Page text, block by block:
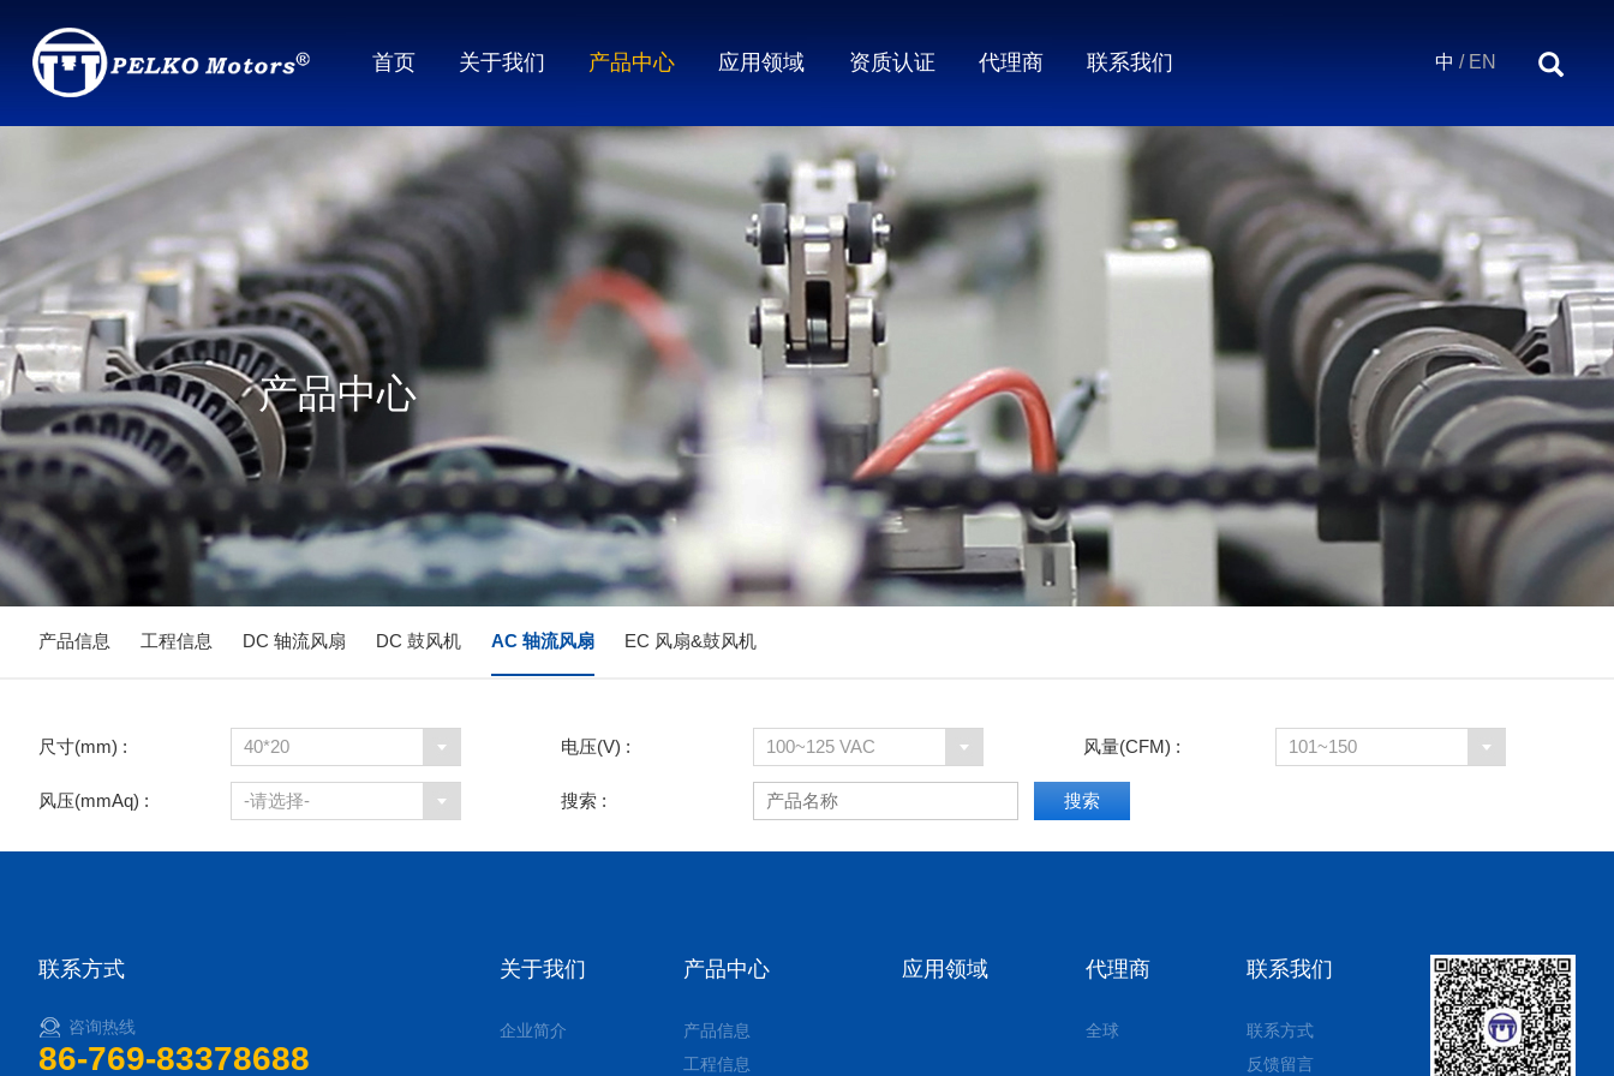
中 / EN
首页 关于我们 产品中心 应用领域 资质认证 代理商 联系我们
产品中心
产品信息 工程信息 DC 轴流风扇 DC 鼓风机 AC 轴流风扇 EC 风扇&鼓风机
尺寸(mm) : 40*20 电压(V) : 100~125 VAC 风量(CFM) : 101~150
风压(mmAq) : -请选择- 搜索 :
联系方式
咨询热线
86-769-83378688
关于我们
企业简介
产品中心
产品信息
工程信息
应用领域 代理商
全球
联系我们
联系方式
反馈留言